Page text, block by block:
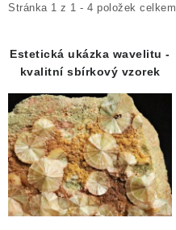
i
p
o
d
u
k
t
ů
Stránka 1 z 1 - 4 položek celkem
e
í
r
o
d
u
k
t
Estetická ukázka wavelitu -
kvalitní sbírkový vzorek